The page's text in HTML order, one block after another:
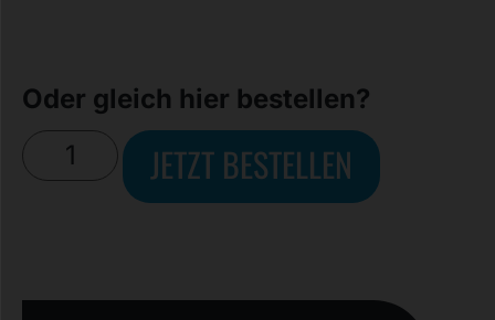
Oder gleich hier bestellen?
JETZT BESTELLEN